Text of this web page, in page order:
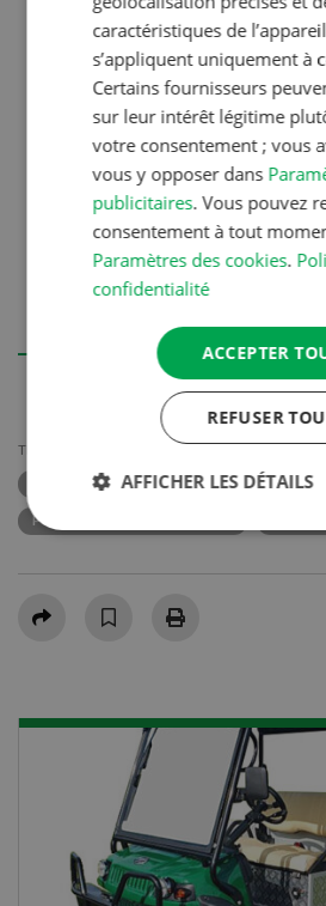
Jabot rempli après s’être
La mangeoire estelle
moins 1x par jour ?
Surveiller les poussines qui
chaînes.
Contrôler régulièrement l’état
Comparer une fois par
THÈMES
VOLAILLE POULE D'ÉLEVAGE
PROGRAMME D’ÉCLAIRAGE
Partager
caractéristiques de
s’appliquent uniquement à
Certains fournisseurs
sur leur intérêt légitime
votre consentement ; vous
vous y opposer dans
publicitaires. Vous pouvez
consentement à tout
Paramètres des cookies.
confidentialité
ACCEPTER
REFUSER
AFFICHER LES DÉTAILS